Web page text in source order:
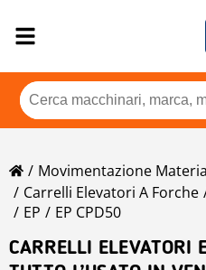
Movimentazione
Carrelli Elevatori A Forche
EP
EP CPD50
CARRELLI ELEVATORI